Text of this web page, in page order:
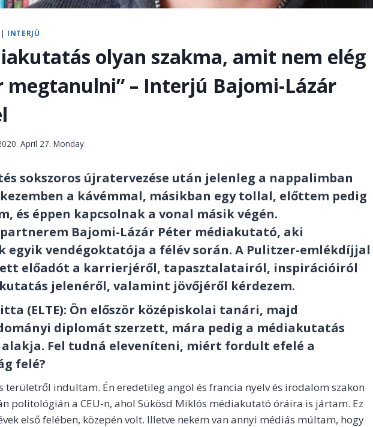
| INTERJÚ
olyan szakma, amit nem elég
megtanulni” – Interjú Bajomi-Lázár
April 27. Monday
sokszoros újratervezése után jelenleg a nappalimban
a kávémmal, másikban egy tollal, előttem pedig
és éppen kapcsolnak a vonal másik végén.
Bajomi-Lázár Péter médiakutató, aki
egyik vendégoktatója a félév során. A Pulitzer-emlékdíjjal
előadót a karrierjéről, tapasztalatairól, inspirációiról
jelenéről, valamint jövőjéről kérdezem.
(ELTE): Ön először középiskolai tanári, majd
diplomát szerzett, mára pedig a médiakutatás
alakja. Fel tudná eleveníteni, miért fordult efelé a
felé?
területről indultam. Én eredetileg angol és francia nyelv és irodalom szakon
politológián a CEU-n, ahol Sükösd Miklós médiakutató óráira is jártam. Ez
első felében, közepén volt. Illetve nekem van annyi médiás múltam, hogy